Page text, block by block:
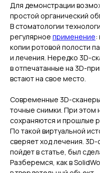
Для демонстрации
простой органический
В стоматологии
регулярное применение:
копии ротовой полости
и лечения. Нередко 3D-
в отпечатанные на 3D-
встают на свое место.
Современные 3D-
точные снимки. При этом
сохраняются и прошлые
По такой виртуальной
сверяет ход лечения.
пойдет в статье, был
Разберемся, как в